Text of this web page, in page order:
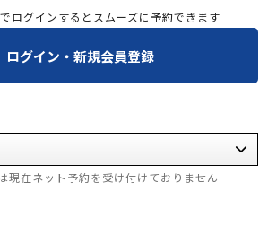
ログインするとスムーズに予約できます
ログイン・新規会員登録
現在ネット予約を受け付けておりません